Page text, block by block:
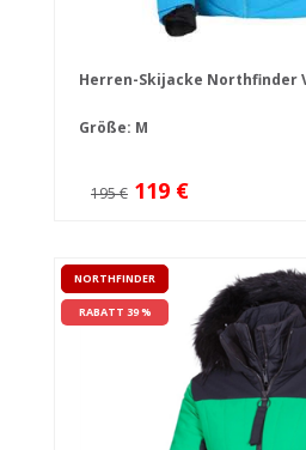
Herren-Skijacke Northfinder
Größe: M
195 € 119 €
NORTHFINDER
RABATT 39 %